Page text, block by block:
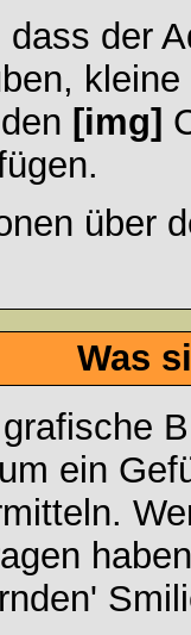
dass der
[img]
über
Was
ein